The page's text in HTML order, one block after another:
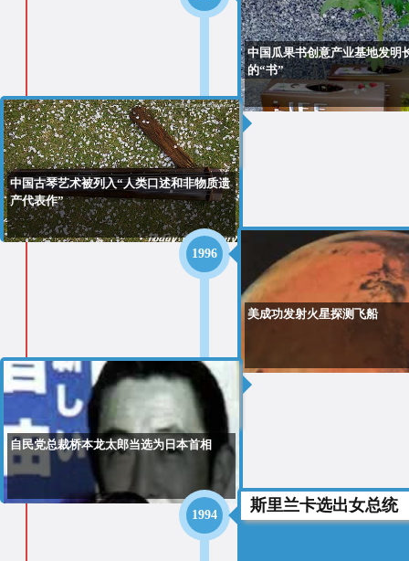
中国瓜果书创意产业基地发明
的“书”
2003
中国古琴艺术被列入“人类口述和非物质遗
产代表作”
1996
美成功发射火星探测飞船
1996
自民党总裁桥本龙太郎当选为日本首相
1994
斯里兰卡选出女总统